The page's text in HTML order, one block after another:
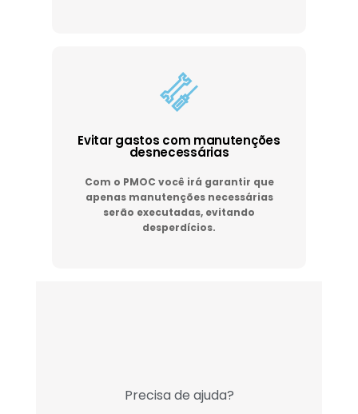
Evitar gastos com manutenções
desnecessárias
Com o PMOC você irá garantir que
apenas manutenções necessárias
serão executadas, evitando
desperdícios.
Precisa de ajuda?